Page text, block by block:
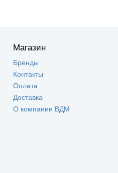
Магазин
Бренды
Контакты
Оплата
Доставка
О компании ВДМ